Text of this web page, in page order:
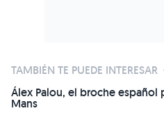
TAMBIÉN TE PUEDE INTERESAR
Álex Palou, el broche español
Mans